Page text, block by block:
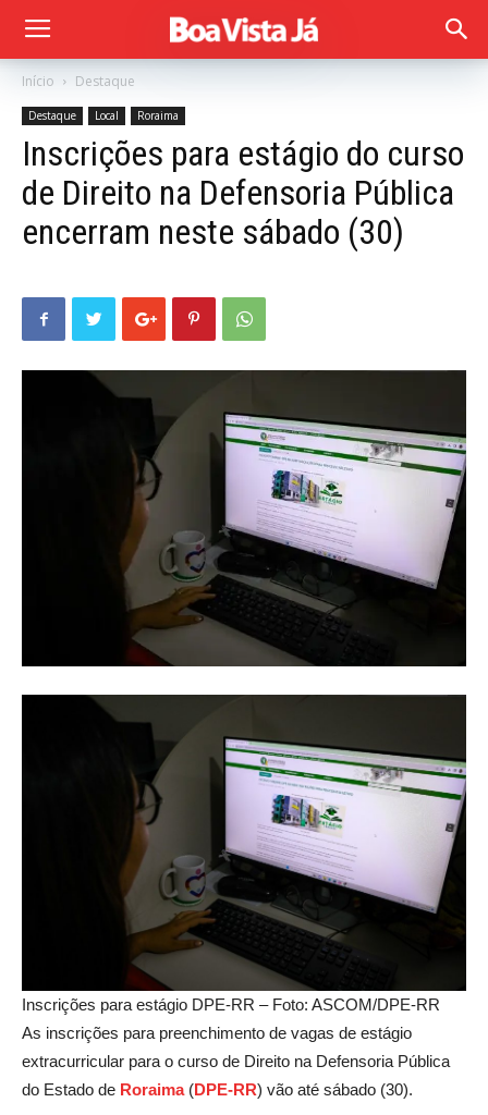
Início Destaque
Destaque Local Roraima
Inscrições para estágio do curso
de Direito na Defensoria Pública
encerram neste sábado (30)
Inscrições para estágio DPE-RR – Foto: ASCOM/DPE-RR
As inscrições para preenchimento de vagas de estágio
extracurricular para o curso de Direito na Defensoria Pública
do Estado de Roraima(DPE-RR) vão até sábado (30).